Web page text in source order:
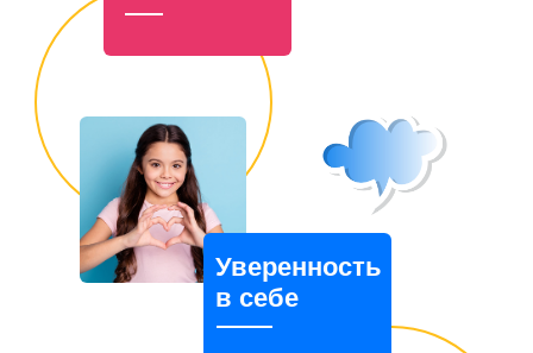
Уверенность
в себе